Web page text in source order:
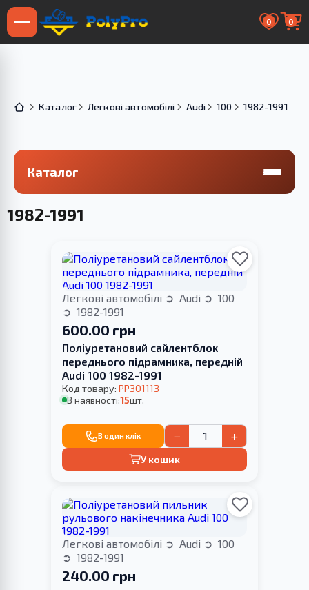
0 0
Каталог Легкові автомобілі Audi 100 1982-1991
Каталог
1982-1991
Легкові автомобілі Audi
100
1982-1991
600.00 грн
Поліуретановий сайлентблок
переднього підрамника, передній
Audi 100 1982-1991
Код товару: PP301113
В наявності:15шт.
В один клік − +
У кошик
Легкові автомобілі Audi
100
1982-1991
240.00 грн